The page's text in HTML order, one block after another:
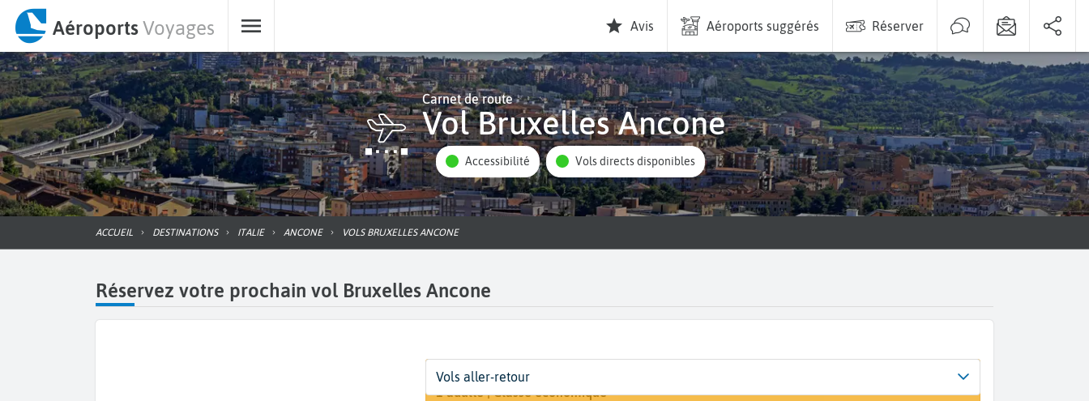
AéroportsVoyages Avis Aéroports suggérés Réserver
Carnet de route
Vol Bruxelles Ancone
Accessibilité Vols directs disponibles
ACCUEIL DESTINATIONS ITALIE ANCONE VOLS BRUXELLES ANCONE
Réservez votre prochain vol Bruxelles Ancone
Départ
Bruxelles (BRU) Ancone (AOI)
Dates
Dates de votre voyage
Voyageurs | Classe
1 adulte | Classe économique
Vols aller-retour